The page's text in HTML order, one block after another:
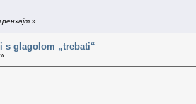
»
s glagolom „trebati“